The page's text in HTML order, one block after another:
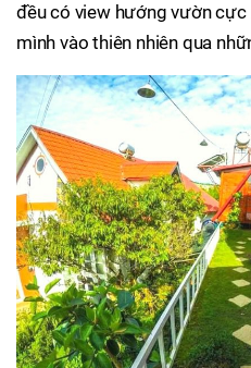
đều có view hướng vườn
mình vào thiên nhiên qua